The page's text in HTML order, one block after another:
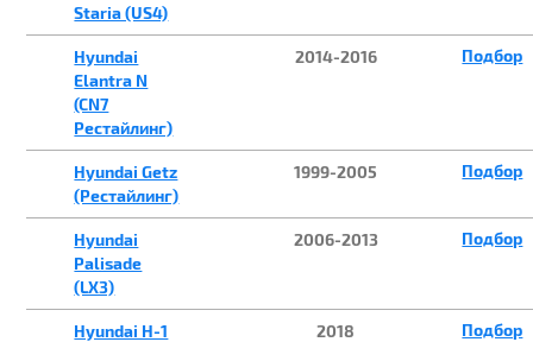
ПОДОБРАТЬ
Staria (US4)
Hyundai
Elantra N
(CN7
Рестайлинг)
2014-2016 Подбор
Hyundai Getz
(Рестайлинг)
1999-2005 Подбор
Hyundai
Palisade
(LX3)
2006-2013 Подбор
Hyundai H-1
2018 Подбор